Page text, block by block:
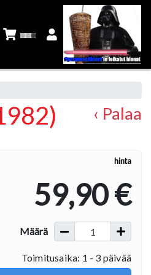
‹ Palaa
hinta
59,90 €
Määrä
Toimitusaika: 1 - 3 päivää